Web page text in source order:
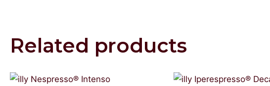
Related products